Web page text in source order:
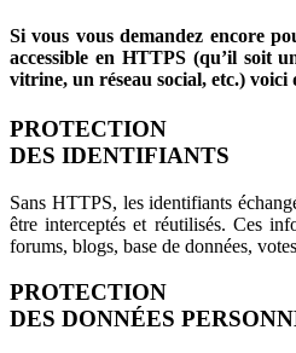
Si vous vous demandez encore
accessible en HTTPS (qu’il soit
vitrine, un réseau social, etc.) voici
PROTECTION
DES IDENTIFIANTS
Sans HTTPS, les identifiants
être interceptés et réutilisés. Ces
forums, blogs, base de données,
PROTECTION
DES DONNÉES